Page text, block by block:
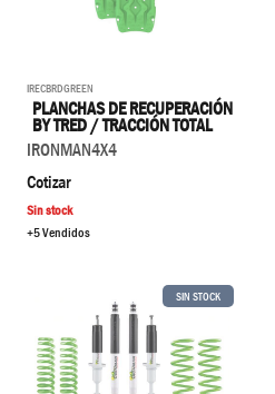
IRECBRDGREEN
PLANCHAS DE RECUPERACIÓN
BY TRED / TRACCIÓN TOTAL
IRONMAN4X4
Cotizar
Sin stock
+5 Vendidos
SIN STOCK